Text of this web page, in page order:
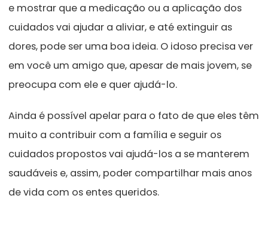
e mostrar que a medicação ou a aplicação dos
cuidados vai ajudar a aliviar, e até extinguir as
dores, pode ser uma boa ideia. O idoso precisa ver
em você um amigo que, apesar de mais jovem, se
preocupa com ele e quer ajudá-lo.
Ainda é possível apelar para o fato de que eles têm
muito a contribuir com a família e seguir os
cuidados propostos vai ajudá-los a se manterem
saudáveis e, assim, poder compartilhar mais anos
de vida com os entes queridos.